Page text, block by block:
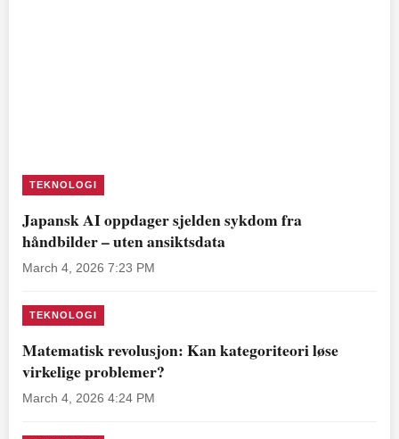
TEKNOLOGI
Japansk AI oppdager sjelden sykdom fra
håndbilder – uten ansiktsdata
March 4, 2026 7:23 PM
TEKNOLOGI
Matematisk revolusjon: Kan kategoriteori løse
virkelige problemer?
March 4, 2026 4:24 PM